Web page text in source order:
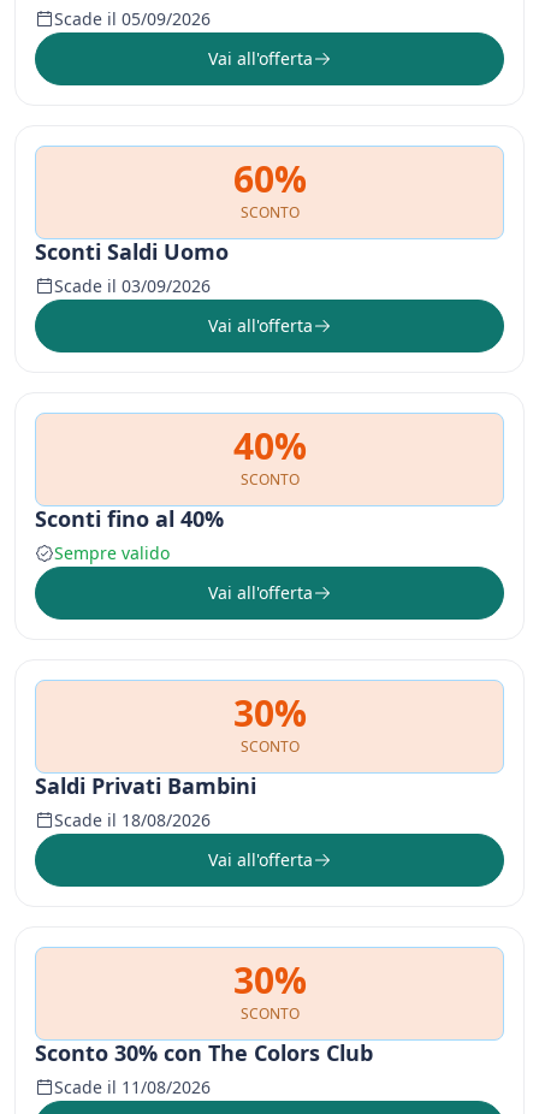
Scade il 05/09/2026
Vai all'offerta
60%
SCONTO
Sconti Saldi Uomo
Scade il 03/09/2026
Vai all'offerta
40%
SCONTO
Sconti fino al 40%
Sempre valido
Vai all'offerta
30%
SCONTO
Saldi Privati Bambini
Scade il 18/08/2026
Vai all'offerta
30%
SCONTO
Sconto 30% con The Colors Club
Scade il 11/08/2026